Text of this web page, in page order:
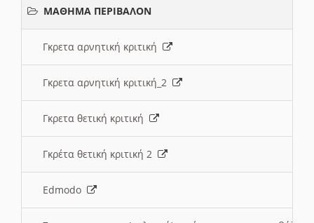
ΜΑΘΗΜΑ ΠΕΡΙΒΑΛΟΝ
Γκρετα αρνητική κριτική
Γκρετα αρνητική κριτική_2
Γκρετα θετική κριτική
Γκρέτα θετική κριτική 2
Edmodo